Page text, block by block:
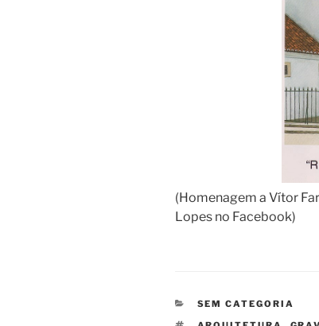
(Homenagem a Vítor
Lopes no Facebook)
CATEGORIAS
SEM CATEGORIA